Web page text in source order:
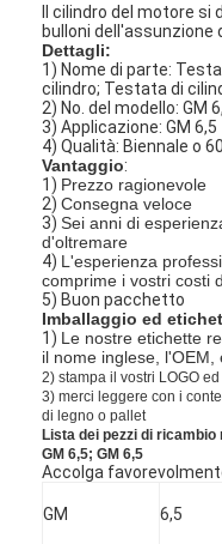
Il cilindro del motore si
bulloni dell'assunzione
Dettagli:
1) Nome di parte:
cilindro; Testata di
2) No. del modello: GM
3) Applicazione: GM 6,5
4) Qualità: Biennale o
Vantaggio:
1) Prezzo ragionevole
2)Consegna veloce
3)Sei anni di
d'oltremare
4) L'esperienza
comprime i vostri costi
5) Buon pacchetto
Imballaggio ed
1) Le nostre etichette
il nome inglese, l'OEM,
2) stampa il vostri LOGO
3) merci leggere con i
di legno o pallet
Lista dei pezzi di ricambio
GM 6,5; GM 6,5
Accolga
GM 6,5